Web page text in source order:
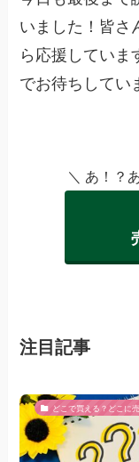
いました！皆さ
ら応援してい
でお待ちしてい
＼ あ！？
注目記事
どこで買える？どこに